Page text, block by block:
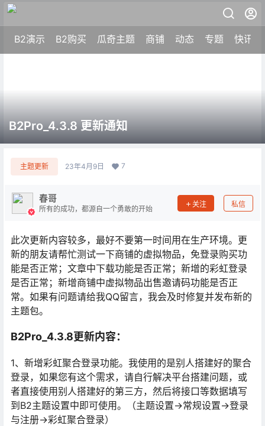
B2演示 B2购买 瓜奇主题 商铺 动态 专题 快讯
B2Pro_4.3.8 更新通知
主题更新 23年4月9日 7
春哥
所有的成功，都源自一个勇敢的开始
关注 私信
此次更新内容较多，最好不要第一时间用在生产环境。更
新的朋友请帮忙测试一下商铺的虚拟物品，免登录购买功
能是否正常；文章中下载功能是否正常；新增的彩虹登录
是否正常；新增商铺中虚拟物品出售邀请码功能是否正
常。如果有问题请给我QQ留言，我会及时修复并发布新的
主题包。
B2Pro_4.3.8更新内容：
1、新增彩虹聚合登录功能。我使用的是别人搭建好的聚合
登录，如果您有这个需求，请自行解决平台搭建问题，或
者直接使用别人搭建好的第三方，然后将接口等数据填写
到B2主题设置中即可使用。（主题设置->常规设置->登录
与注册->彩虹聚合登录）